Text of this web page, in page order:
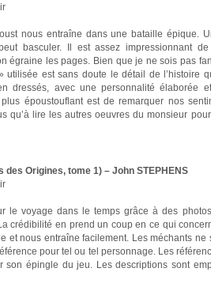
nous entraîne dans une bataille épique.
basculer. Il est assez impressionnant
égraine les pages. Bien que je ne sois pas
utilisée est sans doute le détail de l’histoire
dressés, avec une personnalité élaborée
époustouflant est de remarquer nos
qu’à lire les autres oeuvres du monsieur
des Origines, tome 1) – John STEPHENS
le voyage dans le temps grâce à des
crédibilité en prend un coup en ce qui
et nous entraîne facilement. Les méchants ne
pour tel ou tel personnage. Les
son épingle du jeu. Les descriptions sont